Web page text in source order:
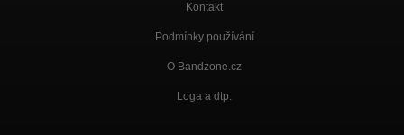
Kontakt
Podmínky používání
O Bandzone.cz
Loga a dtp.